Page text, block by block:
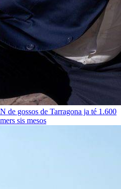
de gossos de Tarragona ja té 1.600
sis mesos